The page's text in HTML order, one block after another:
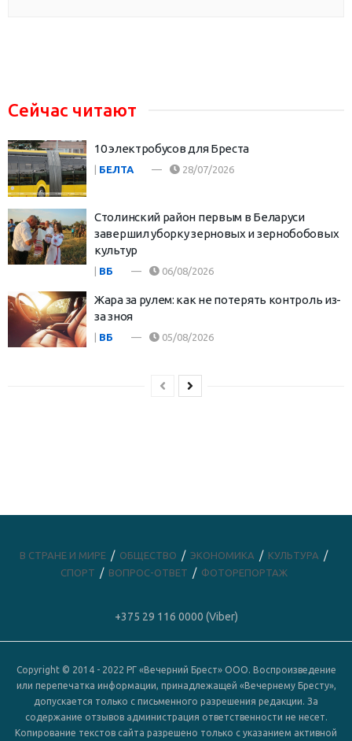
Сейчас читают
10 электробусов для Бреста
БЕЛТА 28/07/2026
Столинский район первым в Беларуси
завершил уборку зерновых и зернобобовых
культур
ВБ 06/08/2026
Жара за рулем: как не потерять контроль из-
за зноя
ВБ 05/08/2026
В СТРАНЕ И МИРЕ ОБЩЕСТВО ЭКОНОМИКА
КУЛЬТУРА
СПОРТ
ВОПРОС-ОТВЕТ ФОТОРЕПОРТАЖ
+375 29 116 0000 (Viber)
Copyright © 2014 - 2022 РГ «Вечерний Брест» ООО. Воспроизведение
или перепечатка информации, принадлежащей «Вечернему Бресту»,
допускается только с письменного разрешения редакции. За
содержание отзывов администрация ответственности не несет.
Копирование текстов сайта разрешено только с указанием активной